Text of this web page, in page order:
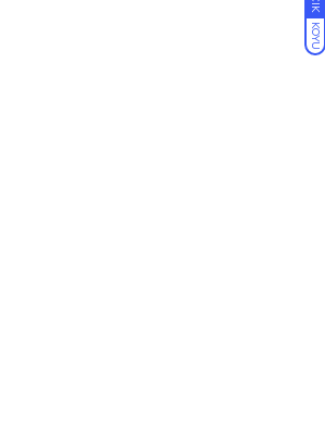
KOYU